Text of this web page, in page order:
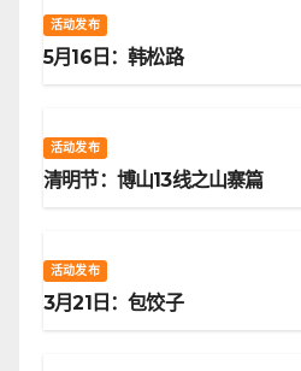
活动发布
5月16日：韩松路
活动发布
清明节：博山13线之山寨篇
活动发布
3月21日：包饺子